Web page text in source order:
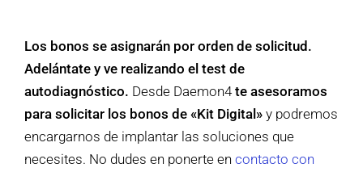
Los bonos se asignarán por orden de solicitud.
Adelántate y ve realizando el test de
autodiagnóstico. Desde Daemon4te asesoramos
para solicitar los bonos de «Kit Digital» y podremos
encargarnos de implantar las soluciones que
necesites. No dudes en ponerte en contacto con